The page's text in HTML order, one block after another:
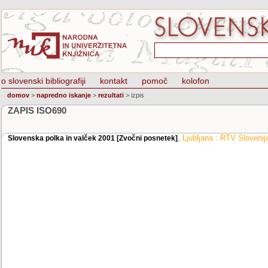
o slovenski bibliografiji kontakt pomoč kolofon
domov > napredno iskanje > rezultati > izpis
ZAPIS ISO690
Slovenska polka in valček 2001 [Zvočni posnetek] . Ljubljana : RTV